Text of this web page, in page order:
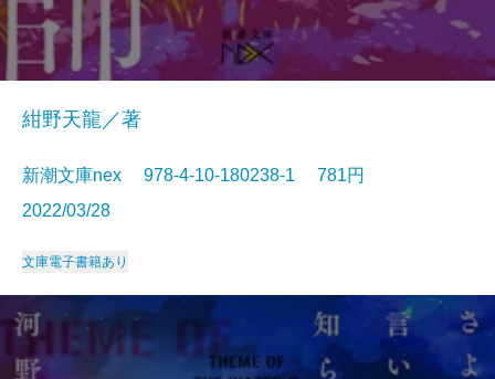
紺野天龍／著
新潮文庫nex 978-4-10-180238-1 781円
2022/03/28
文庫電子書籍あり